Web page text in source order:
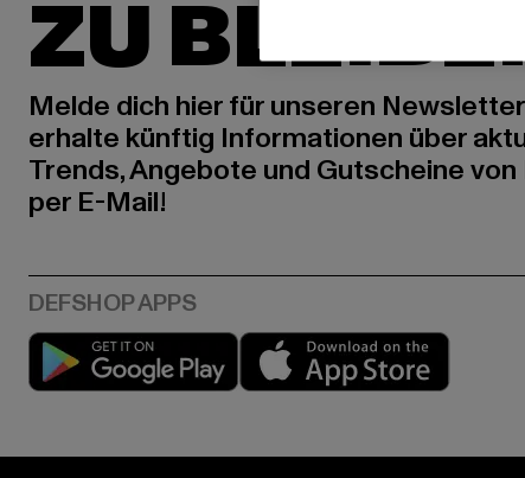
ZU
Melde dich hier für unseren
erhalte künftig Informationen über
Trends, Angebote und Gutscheine
per E-Mail!
Play market